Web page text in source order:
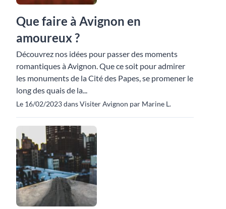
Que faire à Avignon en
amoureux ?
Découvrez nos idées pour passer des moments
romantiques à Avignon. Que ce soit pour admirer
les monuments de la Cité des Papes, se promener le
long des quais de la...
Le 16/02/2023 dans Visiter Avignon par Marine L.